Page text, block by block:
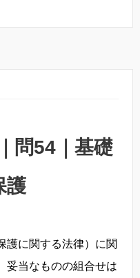
問54｜基礎
護
護に関する法律）に関
妥当なものの組合せは